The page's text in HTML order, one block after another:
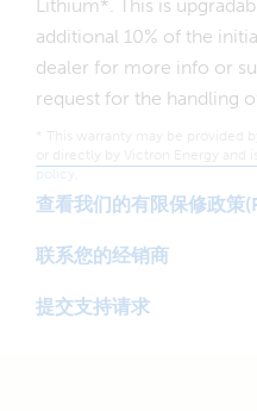
Lithium*. This is
additional 10% of the
dealer for more info or
request for the handling
policy
查看我们的有限保修政策
联系您的经销商
提交支持请求